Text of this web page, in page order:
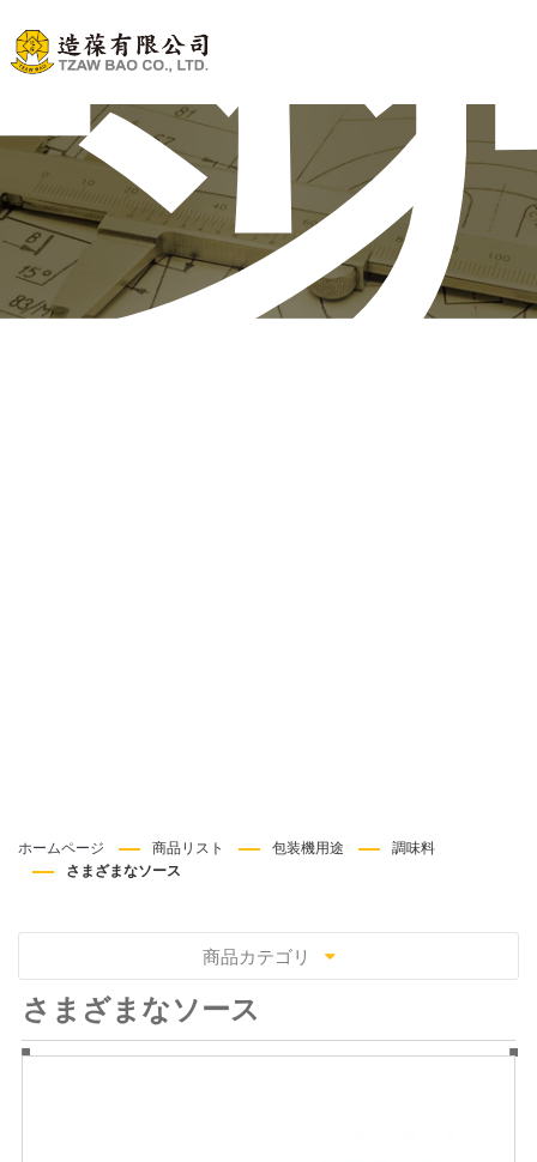
ホームページ 商品リスト 包装機用途
調味料
さまざまなソース
商品カテゴリ
さまざまなソース